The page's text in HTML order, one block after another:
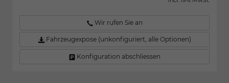
Wir rufen Sie an
Fahrzeugexpose (unkonfiguriert, alle Optionen)
Konfiguration abschliessen